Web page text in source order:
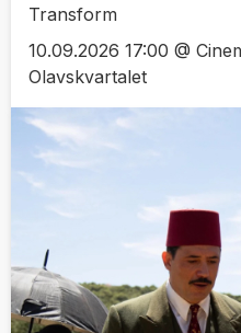
Transform
10.09.2026 17:00 @
Olavskvartalet